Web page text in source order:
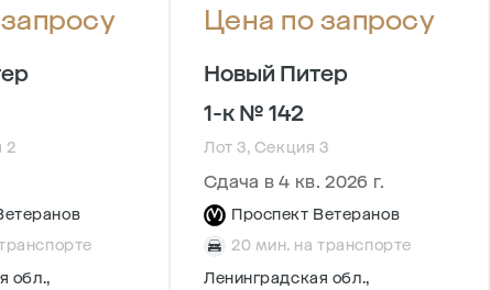
2
обл.,
Цена по запросу
Новый Питер
1-к № 142
Лот 3, Секция 3
Сдача в 4 кв. 2026 г.
Проспект Ветеранов
20 мин. на транспорте
Ленинградская обл.,